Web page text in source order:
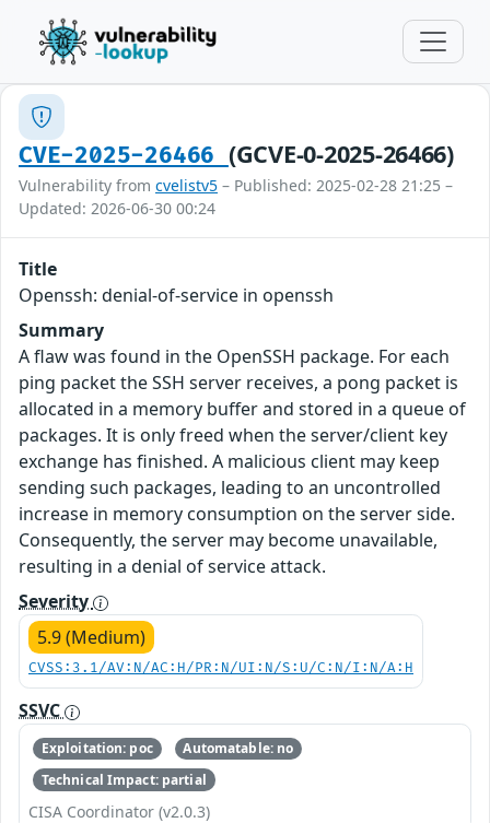
CVE-2025-26466 (GCVE-0-2025-26466)
Vulnerability from cvelistv5 – Published: 2025-02-28 21:25 –
Updated: 2026-06-30 00:24
Title
Openssh: denial-of-service in openssh
Summary
A flaw was found in the OpenSSH package. For each
ping packet the SSH server receives, a pong packet is
allocated in a memory buffer and stored in a queue of
packages. It is only freed when the server/client key
exchange has finished. A malicious client may keep
sending such packages, leading to an uncontrolled
increase in memory consumption on the server side.
Consequently, the server may become unavailable,
resulting in a denial of service attack.
Severity
5.9 (Medium)
CVSS:3.1/AV:N/AC:H/PR:N/UI:N/S:U/C:N/I:N/A:H
SSVC
Exploitation: poc
Automatable: no
Technical Impact: partial
CISA Coordinator (v2.0.3)